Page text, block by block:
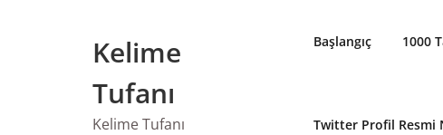
Kelime
Tufanı
Kelime Tufanı
Başlangıç 1000
Twitter Profil Resmi